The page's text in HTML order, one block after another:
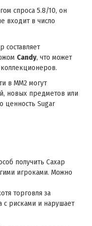
спроса 5.8/10, он
входит в число
составляет
Candy, что может
в MM2 могут
новых предметов или
ценность Sugar
получить Сахар
игроками. Можно
торговля за
с рисками и нарушает